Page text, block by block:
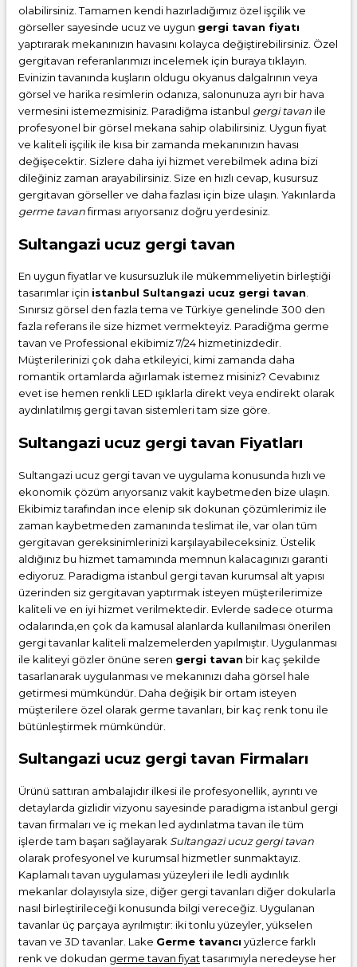
olabilirsiniz. Tamamen kendi hazırladığımız özel işçilik ve
görseller sayesinde ucuz ve uygun gergi tavan fiyatı
yaptırarak mekanınızın havasını kolayca değiştirebilirsiniz. Özel
gergitavan referanlarımızı incelemek için buraya tıklayın.
Evinizin tavanında kuşların oldugu okyanus dalgalrının veya
görsel ve harika resimlerin odanıza, salonunuza ayrı bir hava
vermesini istemezmisiniz. Paradiğma istanbul gergi tavan ile
profesyonel bir görsel mekana sahip olabilirsiniz. Uygun fiyat
ve kaliteli işçilik ile kısa bir zamanda mekanınızın havası
değişecektir. Sizlere daha iyi hizmet verebilmek adına bizi
dileğiniz zaman arayabilirsiniz. Size en hızlı cevap, kusursuz
gergitavan görseller ve daha fazlası için bize ulaşın. Yakınlarda
germe tavanfirması arıyorsanız doğru yerdesiniz.
Sultangazi ucuz gergi tavan
En uygun fiyatlar ve kusursuzluk ile mükemmeliyetin birleştiği
tasarımlar için istanbul Sultangazi ucuz gergi tavan.
Sınırsız görsel den fazla tema ve Türkiye genelinde 300 den
fazla referans ile size hizmet vermekteyiz. Paradiğma germe
tavan ve Professional ekibimiz 7/24 hizmetinizdedir.
Müşterilerinizi çok daha etkileyici, kimi zamanda daha
romantik ortamlarda ağırlamak istemez misiniz? Cevabınız
evet ise hemen renkli LED ışıklarla direkt veya endirekt olarak
aydınlatılmış gergi tavan sistemleri tam size göre.
Sultangazi ucuz gergi tavan Fiyatları
Sultangazi ucuz gergi tavan ve uygulama konusunda hızlı ve
ekonomik çözüm arıyorsanız vakit kaybetmeden bize ulaşın.
Ekibimiz tarafından ince elenip sık dokunan çözümlerimiz ile
zaman kaybetmeden zamanında teslimat ile, var olan tüm
gergitavan gereksinimlerinizi karşılayabileceksiniz. Üstelik
aldığınız bu hizmet tamamında memnun kalacagınızı garanti
ediyoruz. Paradigma istanbul gergi tavan kurumsal alt yapısı
üzerinden siz gergitavan yaptırmak isteyen müşterilerimize
kaliteli ve en iyi hizmet verilmektedir. Evlerde sadece oturma
odalarında,en çok da kamusal alanlarda kullanılması önerilen
gergi tavanlar kaliteli malzemelerden yapılmıştır. Uygulanması
ile kaliteyi gözler önüne seren gergi tavan bir kaç şekilde
tasarlanarak uygulanması ve mekanınızı daha görsel hale
getirmesi mümkündür. Daha değişik bir ortam isteyen
müşterilere özel olarak germe tavanları, bir kaç renk tonu ile
bütünleştirmek mümkündür.
Sultangazi ucuz gergi tavan Firmaları
Ürünü sattıran ambalajıdır ilkesi ile profesyonellik, ayrıntı ve
detaylarda gizlidir vizyonu sayesinde paradigma istanbul gergi
tavan firmaları ve iç mekan led aydınlatma tavan ile tüm
işlerde tam başarı sağlayarak Sultangazi ucuz gergi tavan
olarak profesyonel ve kurumsal hizmetler sunmaktayız.
Kaplamalı tavan uygulaması yüzeyleri ile ledli aydınlık
mekanlar dolayısıyla size, diğer gergi tavanları diğer dokularla
nasıl birleştirileceği konusunda bilgi vereceğiz. Uygulanan
tavanlar üç parçaya ayrılmıştır: iki tonlu yüzeyler, yükselen
tavan ve 3D tavanlar. Lake Germe tavancı yüzlerce farklı
renk ve dokudan germe tavan fiyattasarımıyla neredeyse her